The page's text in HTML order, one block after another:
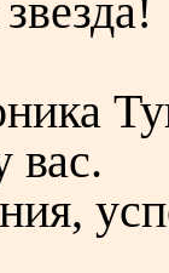
вас.